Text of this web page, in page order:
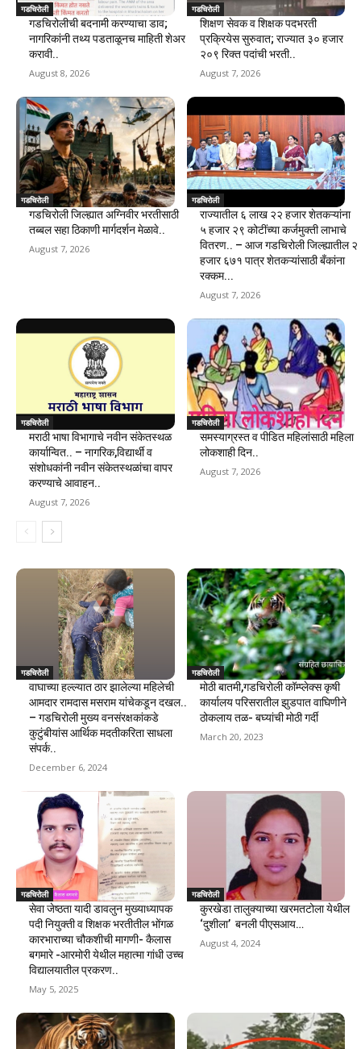
गडचिरोली
गडचिरोलीची बदनामी करण्याचा डाव;
नागरिकांनी तथ्य पडताळूनच माहिती शेअर
करावी..
August 8, 2026
गडचिरोली
शिक्षण सेवक व शिक्षक पदभरती
प्रक्रियेस सुरुवात; राज्यात ३० हजार
२०९ रिक्त पदांची भरती..
August 7, 2026
गडचिरोली
गडचिरोली जिल्ह्यात अग्निवीर भरतीसाठी
तब्बल सहा ठिकाणी मार्गदर्शन मेळावे..
August 7, 2026
गडचिरोली
राज्यातील ६ लाख २२ हजार शेतकऱ्यांना
५ हजार २९ कोटींच्या कर्जमुक्ती लाभाचे
वितरण.. – आज गडचिरोली जिल्ह्यातील २
हजार ६७१ पात्र शेतकऱ्यांसाठी बँकांना
रक्कम...
August 7, 2026
गडचिरोली
मराठी भाषा विभागाचे नवीन संकेतस्थळ
कार्यान्वित.. – नागरिक,विद्यार्थी व
संशोधकांनी नवीन संकेतस्थळांचा वापर
करण्याचे आवाहन..
August 7, 2026
गडचिरोली
समस्याग्रस्त व पीडित महिलांसाठी महिला
लोकशाही दिन..
August 7, 2026
गडचिरोली
वाघाच्या हल्ल्यात ठार झालेल्या महिलेची
आमदार रामदास मसराम यांचेकडून दखल..
– गडचिरोली मुख्य वनसंरक्षकांकडे
कुटुंबीयांस आर्थिक मदतीकरिता साधला
संपर्क..
December 6, 2024
गडचिरोली
मोठी बातमी,गडचिरोली कॉम्प्लेक्स कृषी
कार्यालय परिसरातील झुडपात वाघिणीने
ठोकलाय तळ- बघ्यांची मोठी गर्दी
March 20, 2023
गडचिरोली
सेवा जेष्ठता यादी डावलुन मुख्याध्यापक
पदी नियुक्ती व शिक्षक भरतीतील भोंगळ
कारभाराच्या चौकशीची मागणी- कैलास
बगमारे -आरमोरी येथील महात्मा गांधी उच्च
विद्यालयातील प्रकरण..
May 5, 2025
गडचिरोली
कुरखेडा तालुक्याच्या खरमतटोला येथील
‘दुशीला’ बनली पीएसआय…
August 4, 2024